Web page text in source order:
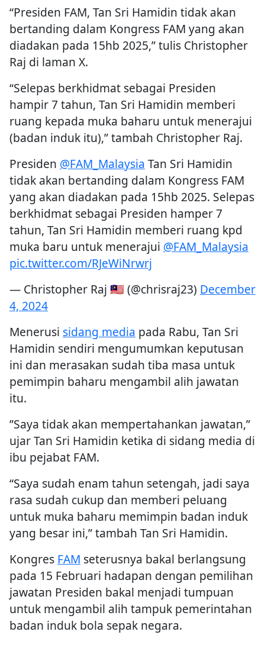
“Presiden FAM, Tan Sri Hamidin tidak akan
bertanding dalam Kongress FAM yang akan
diadakan pada 15hb 2025,” tulis Christopher
Raj di laman X.
“Selepas berkhidmat sebagai Presiden
hampir 7 tahun, Tan Sri Hamidin memberi
ruang kepada muka baharu untuk menerajui
(badan induk itu),” tambah Christopher Raj.
Presiden @FAM_Malaysia Tan Sri Hamidin
tidak akan bertanding dalam Kongress FAM
yang akan diadakan pada 15hb 2025. Selepas
berkhidmat sebagai Presiden hamper 7
tahun, Tan Sri Hamidin memberi ruang kpd
muka baru untuk menerajui @FAM_Malaysia
pic.twitter.com/RJeWiNrwrj
— Christopher Raj 🇲🇾 (@chrisraj23) December
4, 2024
Menerusi sidang media pada Rabu, Tan Sri
Hamidin sendiri mengumumkan keputusan
ini dan merasakan sudah tiba masa untuk
pemimpin baharu mengambil alih jawatan
itu.
”Saya tidak akan mempertahankan jawatan,”
ujar Tan Sri Hamidin ketika di sidang media di
ibu pejabat FAM.
“Saya sudah enam tahun setengah, jadi saya
rasa sudah cukup dan memberi peluang
untuk muka baharu memimpin badan induk
yang besar ini,” tambah Tan Sri Hamidin.
Kongres FAM seterusnya bakal berlangsung
pada 15 Februari hadapan dengan pemilihan
jawatan Presiden bakal menjadi tumpuan
untuk mengambil alih tampuk pemerintahan
badan induk bola sepak negara.